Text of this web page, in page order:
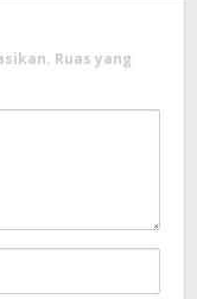
Ruas yang